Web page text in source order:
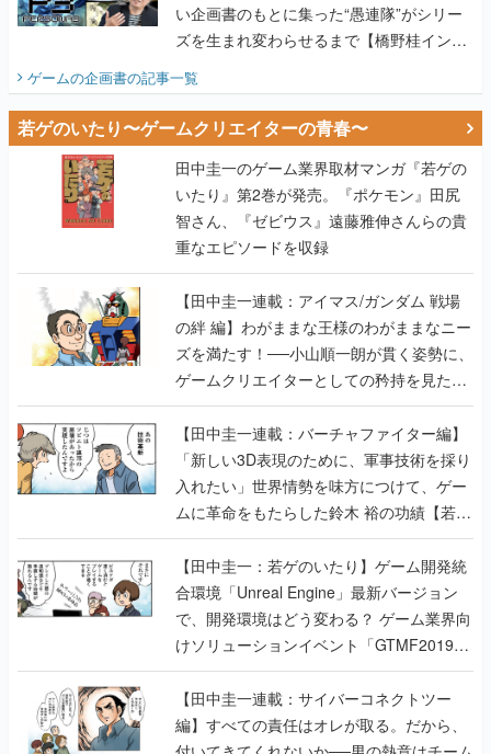
い企画書のもとに集った“愚連隊”がシリー
ズを生まれ変わらせるまで【橋野桂インタ
ビュー】
ゲームの企画書の記事一覧
若ゲのいたり〜ゲームクリエイターの青春〜
田中圭一のゲーム業界取材マンガ『若ゲの
いたり』第2巻が発売。『ポケモン』田尻
智さん、『ゼビウス』遠藤雅伸さんらの貴
重なエピソードを収録
【田中圭一連載：アイマス/ガンダム 戦場
の絆 編】わがままな王様のわがままなニー
ズを満たす！──小山順一朗が貫く姿勢に、
ゲームクリエイターとしての矜持を見た
【若ゲのいたり最終回】
【田中圭一連載：バーチャファイター編】
「新しい3D表現のために、軍事技術を採り
入れたい」世界情勢を味方につけて、ゲー
ムに革命をもたらした鈴木 裕の功績【若ゲ
のいたり】
【田中圭一：若ゲのいたり】ゲーム開発統
合環境「Unreal Engine」最新バージョン
で、開発環境はどう変わる？ ゲーム業界向
けソリューションイベント「GTMF2019」
に行って、より理解を深めよう【PR】
【田中圭一連載：サイバーコネクトツー
編】すべての責任はオレが取る。だから、